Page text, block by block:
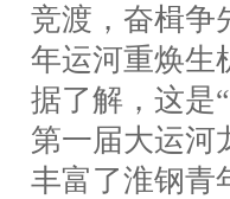
竞渡，奋楫争
年运河重焕生
据了解，这是
第一届大运河
丰富了淮钢青